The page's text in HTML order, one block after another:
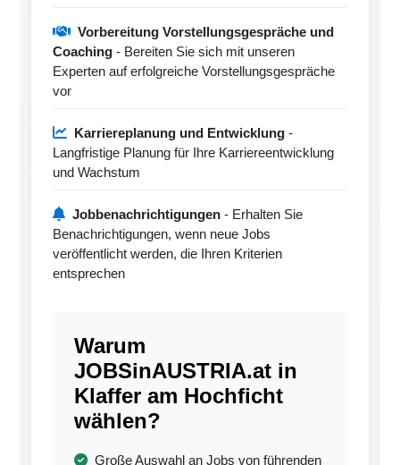
Vorbereitung Vorstellungsgespräche und
Coaching - Bereiten Sie sich mit unseren
Experten auf erfolgreiche Vorstellungsgespräche
vor
Karriereplanung und Entwicklung -
Langfristige Planung für Ihre Karriereentwicklung
und Wachstum
Jobbenachrichtigungen - Erhalten Sie
Benachrichtigungen, wenn neue Jobs
veröffentlicht werden, die Ihren Kriterien
entsprechen
Warum
JOBSinAUSTRIA.at in
Klaffer am Hochficht
wählen?
Große Auswahl an Jobs von führenden